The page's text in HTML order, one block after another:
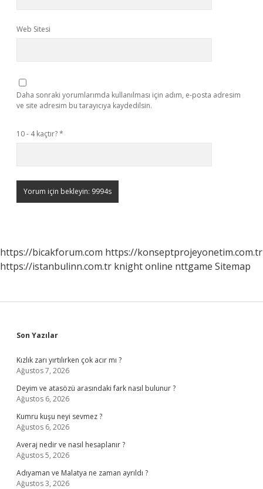
Web Sitesi
Daha sonraki yorumlarımda kullanılması için adım, e-posta adresim
ve site adresim bu tarayıcıya kaydedilsin.
10 - 4 kaçtır?*
https://bicakforum.com https://konseptprojeyonetim.com.tr
https://istanbulinn.com.tr knight online nttgame Sitemap
Sidebar
Son Yazılar
Kızlık zarı yırtılırken çok acır mı ?
Ağustos 7, 2026
Deyim ve atasözü arasındaki fark nasıl bulunur ?
Ağustos 6, 2026
Kumru kuşu neyi sevmez ?
Ağustos 6, 2026
Averaj nedir ve nasıl hesaplanır ?
Ağustos 5, 2026
Adıyaman ve Malatya ne zaman ayrıldı ?
Ağustos 3, 2026